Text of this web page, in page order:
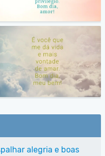
alegria e boas